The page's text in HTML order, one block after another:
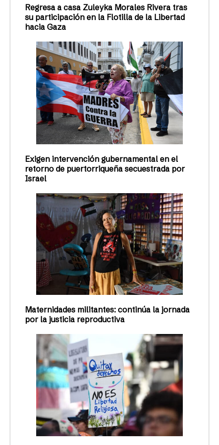
Regresa a casa Zuleyka Morales Rivera tras
su participación en la Flotilla de la Libertad
hacia Gaza
Exigen intervención gubernamental en el
retorno de puertorriqueña secuestrada por
Israel
Maternidades militantes: continúa la jornada
por la justicia reproductiva